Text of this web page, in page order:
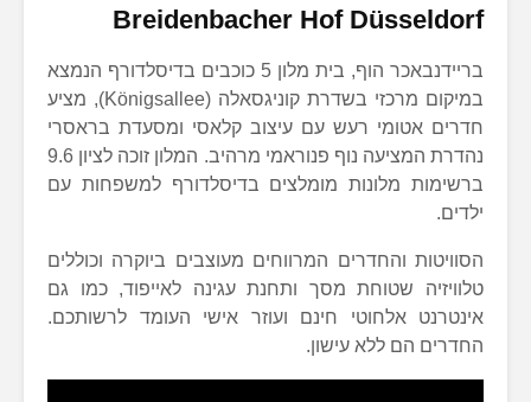
Breidenbacher Hof Düsseldorf
בריידנבאכר הוף, בית מלון 5 כוכבים בדיסלדורף הנמצא
במיקום מרכזי בשדרת קוניגסאלה (Königsallee), מציע
חדרים אטומי רעש עם עיצוב קלאסי ומסעדת בראסרי
נהדרת המציעה נוף פנוראמי מרהיב. המלון זוכה לציון 9.6
ברשימות מלונות מומלצים בדיסלדורף למשפחות עם
ילדים.
הסוויטות והחדרים המרווחים מעוצבים ביוקרה וכוללים
טלוויזיה שטוחת מסך ותחנת עגינה לאייפוד, כמו גם
אינטרנט אלחוטי חינם ועוזר אישי העומד לרשותכם.
החדרים הם ללא עישון.